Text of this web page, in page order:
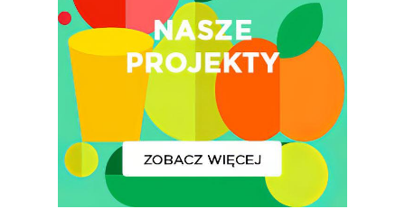
Festiwal Młody
Ziemniak
Jemy Eko Warzywa I
Polskie Forum
Ekologicznej
Chrup Owoce, Jedz